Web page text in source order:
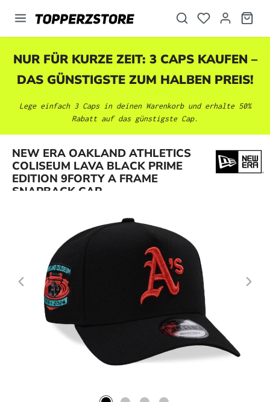
springen
NUR FÜR KURZE ZEIT: 3 CAPS KAUFEN –
DAS GÜNSTIGSTE ZUM HALBEN PREIS!
Lege einfach 3 Caps in deinen Warenkorb und erhalte 50%
Rabatt auf das günstigste Cap.
NEW ERA OAKLAND ATHLETICS
COLISEUM LAVA BLACK PRIME
EDITION 9FORTY A FRAME
SNAPBACK CAP
Bildergalerie überspringen